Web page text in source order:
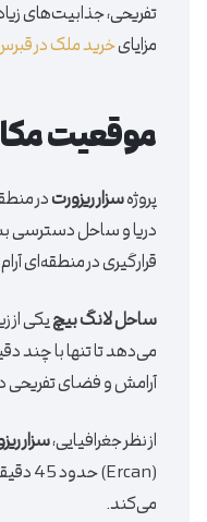
تفریحی، جذابیت‌های
مزایایخرید ملک در
موقعیت
پروژهسزار ریزورتدر
دریا و ساحل دسترسی
قرارگیری در منطقه‌ای
ساحل لانگ بیچیکی از
می‌دهد تا تنها با چند
آرامش و فضای
از نظر جغرافیایی،سزار
(Ercan) حدود 45 دقیقه و تا فرودگاه
می‌کند.